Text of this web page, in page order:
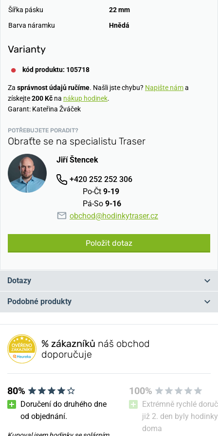
Šířka pásku
22 mm
Barva náramku
Hnědá
Varianty
kód produktu: 105718
Za správnost údajů ručíme. Našli jste chybu? Napište náma
získejte200 Kč na nákup hodinek.
Garant: Kateřina Žváček
POTŘEBUJETE PORADIT?
Obraťte se na specialistu Traser
Jiří Štencek
+420 252 252 306
Po-Čt 9-19
Pá-So 9-16
obchod@hodinkytraser.cz
Položit dotaz
Dotazy
Máte otázku? Zanechte nám komentář
Přidat dotaz
Podobné produkty
% zákazníků náš obchod
doporučuje
80%
Doručení do druhého dne
od objednání.
100%
Extrémně rychlé
již 2. den byly hodinky
doma